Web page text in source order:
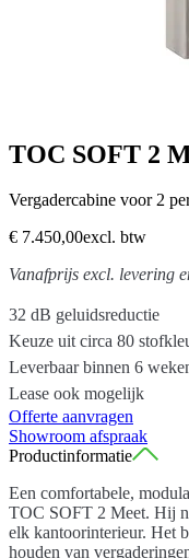
TOC SOFT 2
Vergadercabine voor 2
€ 7.450,00excl. btw
Vanafprijs excl. levering
32 dB geluidsreductie
Keuze uit circa 80
Leverbaar binnen 6
Lease ook mogelijk
Offerte aanvragen
Showroom afspraak
Productinformatie
Een comfortabele,
TOC SOFT 2 Meet. Hij
elk kantoorinterieur. Het
houden van